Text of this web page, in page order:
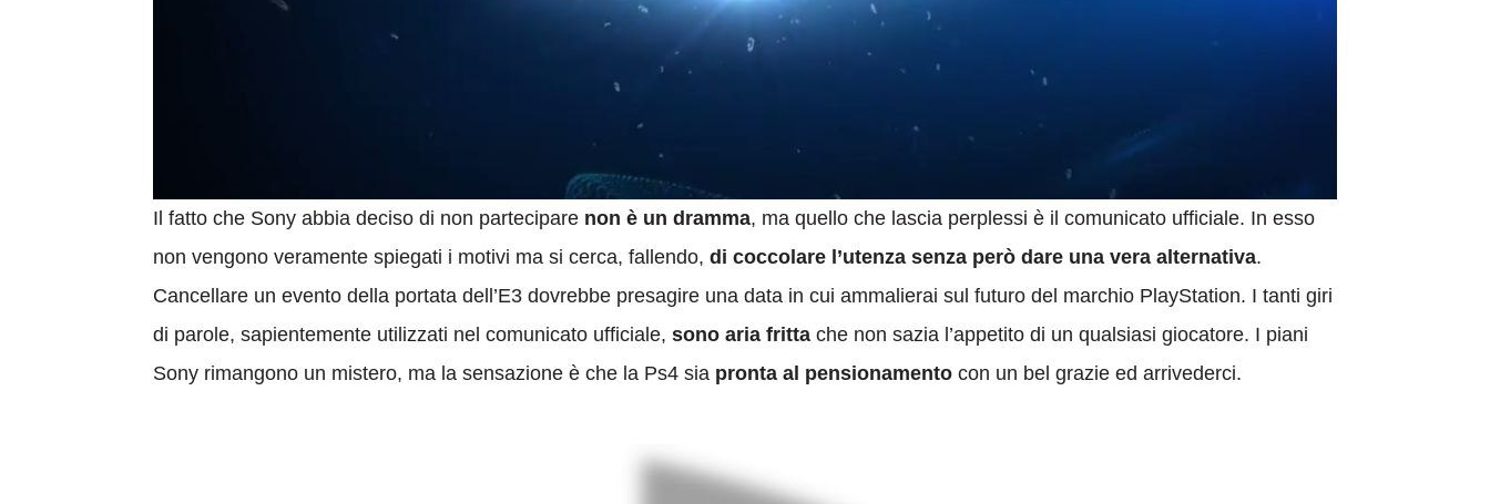
Il fatto che Sony abbia deciso di non partecipare non è un dramma, ma quello che lascia perplessi è il comunicato ufficiale. In esso
non vengono veramente spiegati i motivi ma si cerca, fallendo, di coccolare l’utenza senza però dare una vera alternativa.
Cancellare un evento della portata dell’E3 dovrebbe presagire una data in cui ammalierai sul futuro del marchio PlayStation. I tanti giri
di parole, sapientemente utilizzati nel comunicato ufficiale, sono aria fritta che non sazia l’appetito di un qualsiasi giocatore. I piani
Sony rimangono un mistero, ma la sensazione è che la Ps4 sia pronta al pensionamento con un bel grazie ed arrivederci.